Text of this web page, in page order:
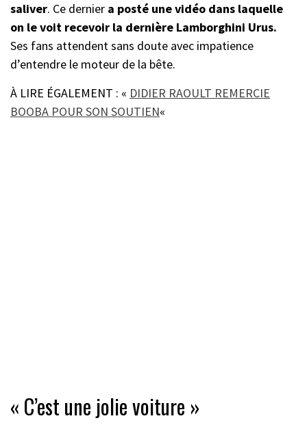
saliver. Ce dernier a posté une vidéo dans laquelle
on le voit recevoir la dernière Lamborghini Urus.
Ses fans attendent sans doute avec impatience
d’entendre le moteur de la bête.
À LIRE ÉGALEMENT : « DIDIER RAOULT REMERCIE
BOOBA POUR SON SOUTIEN«
« C’est une jolie voiture »